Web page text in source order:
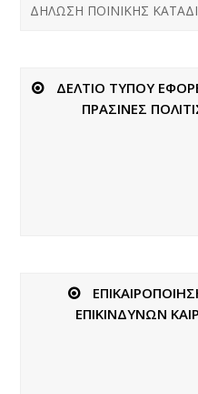
ΔΗΛΩΣΗ ΠΟΙΝΙΚΗΣ
ΔΕΛΤΙΟ ΤΥΠΟΥ
ΠΡΑΣΙΝΕΣ
ΕΠΙΚΙΝΔΥΝΩΝ